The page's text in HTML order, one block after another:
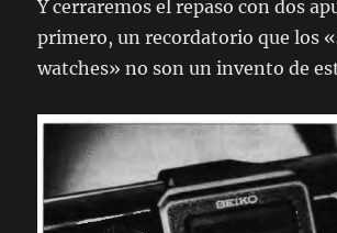
Y cerraremos el repaso con dos
primero, un recordatorio que los
watches» no son un invento de